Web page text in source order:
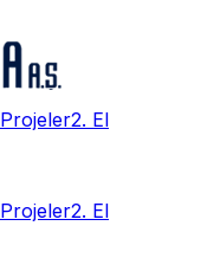
Projeler2. El
Projeler2. El